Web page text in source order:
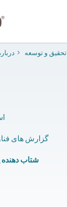
​تحقیق و توسعه
گزارش های
شتاب دهنده